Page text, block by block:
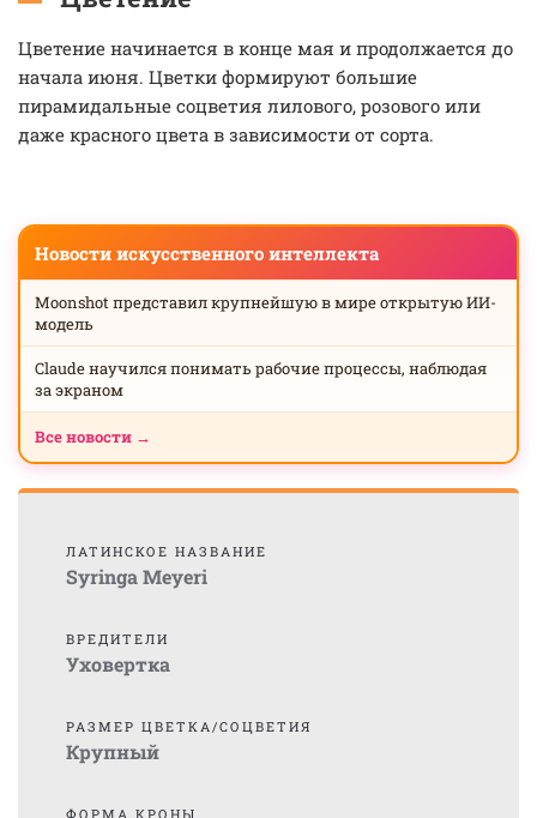
Цветение начинается в конце мая и продолжается до
начала июня. Цветки формируют большие
пирамидальные соцветия лилового, розового или
даже красного цвета в зависимости от сорта.
Новости искусственного интеллекта
Moonshot представил крупнейшую в мире открытую ИИ-
модель
Claude научился понимать рабочие процессы, наблюдая
за экраном
Все новости →
ЛАТИНСКОЕ НАЗВАНИЕ
Syringa Meyeri
ВРЕДИТЕЛИ
Уховертка
РАЗМЕР ЦВЕТКА/СОЦВЕТИЯ
Крупный
ФОРМА КРОНЫ